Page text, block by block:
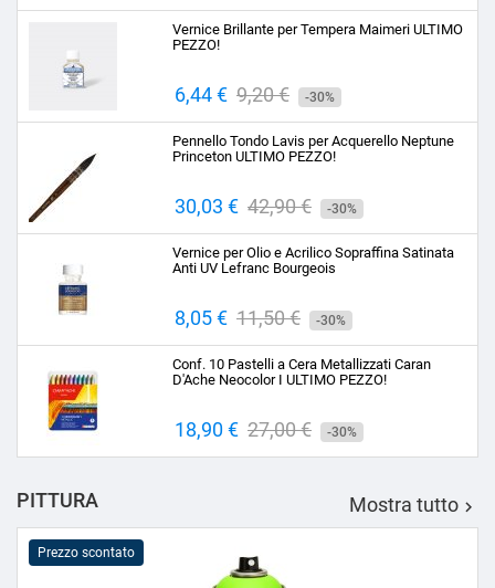
base
Vernice Brillante per Tempera Maimeri ULTIMO
PEZZO!
Prezzo
6,44 € Prezzo
base
9,20 € -30%
Pennello Tondo Lavis per Acquerello Neptune
Princeton ULTIMO PEZZO!
Prezzo
30,03 € Prezzo
base
42,90 € -30%
Vernice per Olio e Acrilico Sopraffina Satinata
Anti UV Lefranc Bourgeois
Prezzo
8,05 € Prezzo
base
11,50 € -30%
Conf. 10 Pastelli a Cera Metallizzati Caran
D'Ache Neocolor I ULTIMO PEZZO!
Prezzo
18,90 € Prezzo
base
27,00 € -30%
PITTURA Mostra tutto 
Prezzo scontato